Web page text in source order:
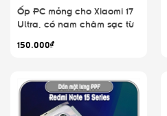
Ốp PC mỏng cho Xiaomi 17
Ultra, có nam châm sạc từ
150.000₫